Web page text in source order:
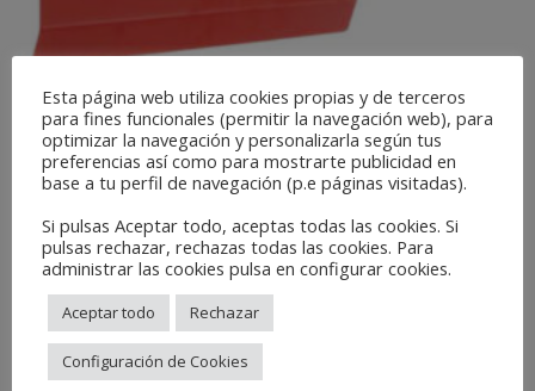
DELUXE MAGNETIC SPRAY GUN HOLDER
READ MORE
Esta página web utiliza cookies propias y de terceros
para fines funcionales (permitir la navegación web), para
optimizar la navegación y personalizarla según tus
preferencias así como para mostrarte publicidad en
base a tu perfil de navegación (p.e páginas visitadas).
Si pulsas Aceptar todo, aceptas todas las cookies. Si
pulsas rechazar, rechazas todas las cookies. Para
administrar las cookies pulsa en configurar cookies.
Aceptar todo Rechazar
Configuración de Cookies